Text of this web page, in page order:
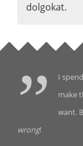
dolgokat.
I
make
want.
wrong!